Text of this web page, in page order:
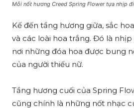
Mỗi nốt hương Creed Spring Flower tựa nhịp
Kế đến tầng hương giữa, sắc
và các loài hoa trắng. Đó là
nơi những đóa hoa được bung
của người thiếu nữ.
Tầng hương cuối của Spring
cũng chính là những nốt nhạc